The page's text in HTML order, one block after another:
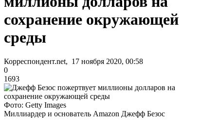
сохранение окружающей
среды
Корреспондент.net, 17 ноября 2020, 00:58
0
1693
Фото: Getty Images
Миллиардер и основатель Amazon Джефф Безос